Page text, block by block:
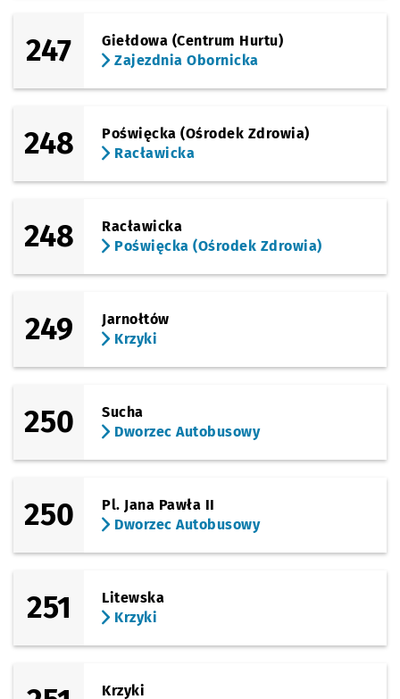
247
Giełdowa (Centrum Hurtu)
Zajezdnia Obornicka
248
Poświęcka (Ośrodek Zdrowia)
Racławicka
248
Racławicka
Poświęcka (Ośrodek Zdrowia)
249
Jarnołtów
Krzyki
250
Sucha
Dworzec Autobusowy
250
Pl. Jana Pawła II
Dworzec Autobusowy
251
Litewska
Krzyki
Krzyki